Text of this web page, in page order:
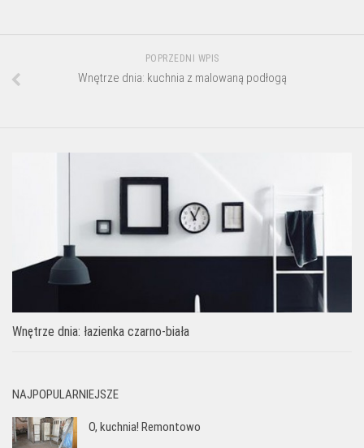
POPRZEDNI WPIS
Wnętrze dnia: kuchnia z malowaną podłogą
Wnętrze dnia: łazienka czarno-biała
NAJPOPULARNIEJSZE
O, kuchnia! Remontowo